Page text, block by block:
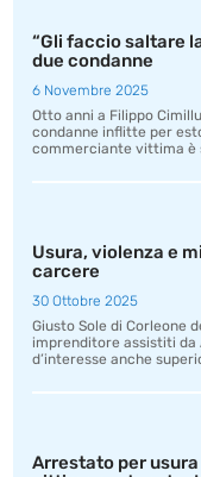
“Gli faccio saltare
due condanne
6 Novembre 2025
Otto anni a Filippo
condanne inflitte per
commerciante vittima è
Usura, violenza e
carcere
30 Ottobre 2025
Giusto Sole di Corleone
imprenditore assistiti da
d’interesse anche
Arrestato per